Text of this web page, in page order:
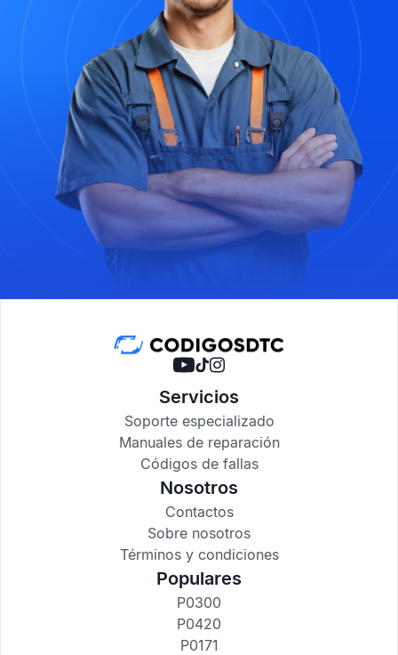
Servicios
Soporte especializado
Manuales de reparación
Códigos de fallas
Nosotros
Contactos
Sobre nosotros
Términos y condiciones
Populares
P0300
P0420
P0171